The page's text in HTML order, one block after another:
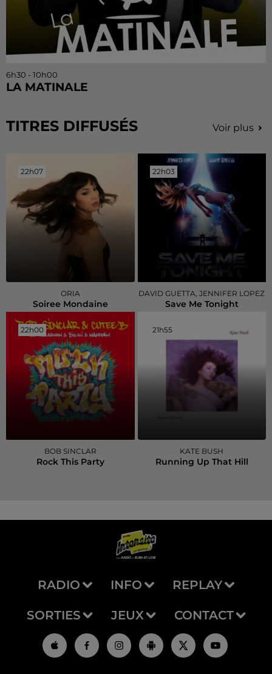
6h30 - 10h00
LA MATINALE
TITRES DIFFUSÉS Voir plus
22h07
22h07
ORIA
Soiree Mondaine
22h03
22h03
DAVID GUETTA, JENNIFER LOPEZ
Save Me Tonight
22h00
22h00
BOB SINCLAR
Rock This Party
21h55
21h55
KATE BUSH
Running Up That Hill
RADIO INFO REPLAY
SORTIES JEUX CONTACT